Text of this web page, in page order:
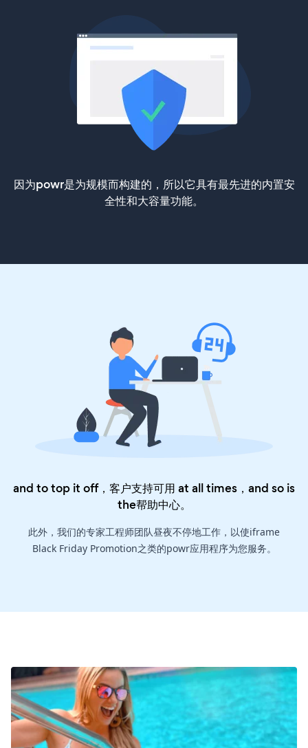
因为powr是为规模而构建的，所以它具有最先进的内置安
全性和大容量功能。
and to top it off，客户支持可用 at all times，and so is
the帮助中心。
此外，我们的专家工程师团队昼夜不停地工作，以使iframe
Black Friday Promotion之类的powr应用程序为您服务。